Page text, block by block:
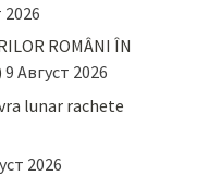
2026
ROMÂNI ÎN
9 Август 2026
lunar rachete
2026